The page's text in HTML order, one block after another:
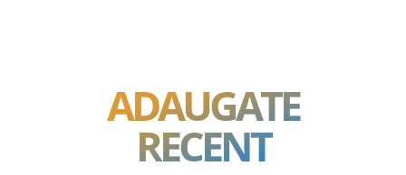
ADAUGATE
RECENT